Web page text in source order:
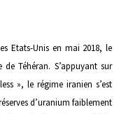
Etats-Unis en mai 2018, le
Téhéran. S’appuyant sur
», le régime iranien s’est
d’uranium faiblement